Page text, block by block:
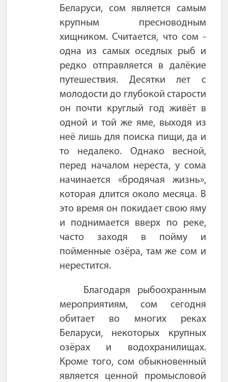
Беларуси, сом является самым
крупным пресноводным
хищником. Считается, что сом -
одна из самых оседлых рыб и
редко отправляется в далёкие
путешествия. Десятки лет с
молодости до глубокой старости
он почти круглый год живёт в
одной и той же яме, выходя из
неё лишь для поиска пищи, да и
то недалеко. Однако весной,
перед началом нереста, у сома
начинается «бродячая жизнь»,
которая длится около месяца. В
это время он покидает свою яму
и поднимается вверх по реке,
часто заходя в пойму и
пойменные озёра, там же сом и
нерестится.
Благодаря рыбоохранным
мероприятиям, сом сегодня
обитает во многих реках
Беларуси, некоторых крупных
озёрах и водохранилищах.
Кроме того, сом обыкновенный
является ценной промысловой